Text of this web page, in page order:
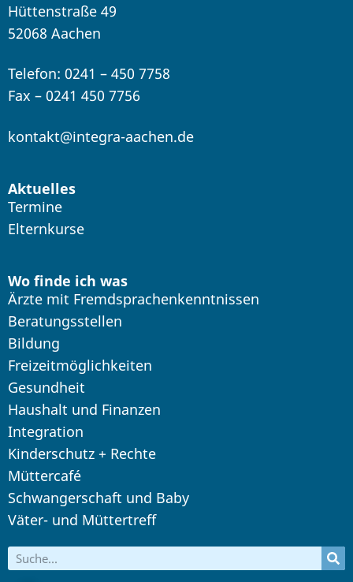
Hüttenstraße 49
52068 Aachen
Telefon: 0241 – 450 7758
Fax – 0241 450 7756
kontakt@integra-aachen.de
Aktuelles
Termine
Elternkurse
Wo finde ich was
Ärzte mit Fremdsprachenkenntnissen
Beratungsstellen
Bildung
Freizeitmöglichkeiten
Gesundheit
Haushalt und Finanzen
Integration
Kinderschutz + Rechte
Müttercafé
Schwangerschaft und Baby
Väter- und Müttertreff